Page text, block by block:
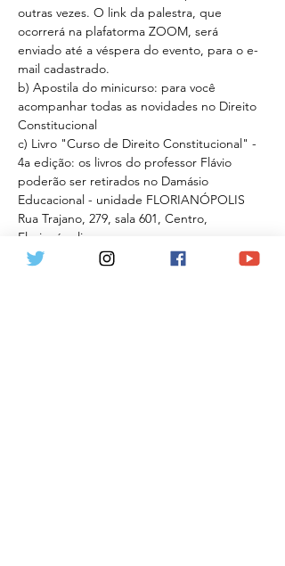
outras vezes. O link da palestra, que
ocorrerá na plafatorma ZOOM, será
enviado até a véspera do evento, para o e-
mail cadastrado.
b) Apostila do minicurso: para você
acompanhar todas as novidades no Direito
Constitucional
c) Livro "Curso de Direito Constitucional" -
4a edição: os livros do professor Flávio
poderão ser retirados no Damásio
Educacional - unidade FLORIANÓPOLIS
Rua Trajano, 279, sala 601, Centro,
Florianópolis
d) valor diferenciado: tudo isso pelo valor